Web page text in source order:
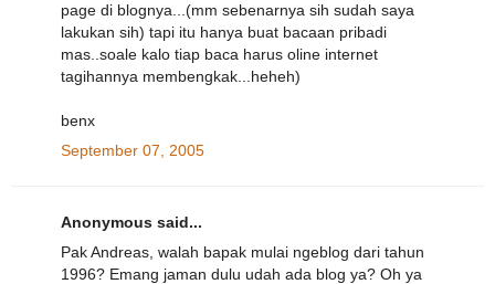
page di blognya...(mm sebenarnya sih sudah saya
lakukan sih) tapi itu hanya buat bacaan pribadi
mas..soale kalo tiap baca harus oline internet
tagihannya membengkak...heheh)
benx
September 07, 2005
Anonymous said...
Pak Andreas, walah bapak mulai ngeblog dari tahun
1996? Emang jaman dulu udah ada blog ya? Oh ya